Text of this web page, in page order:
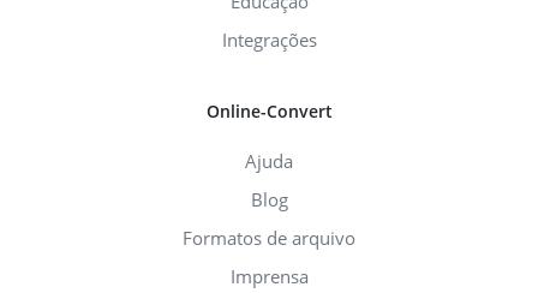
Integrações
Online-Convert
Ajuda
Blog
Formatos de arquivo
Imprensa